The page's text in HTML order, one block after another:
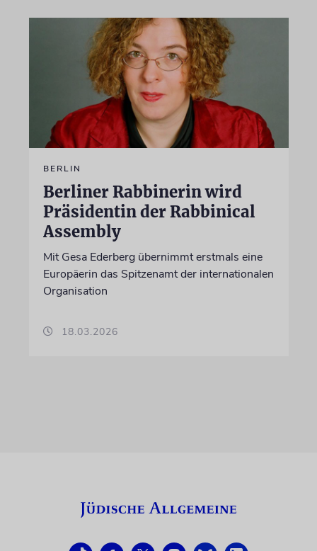
BERLIN
Berliner Rabbinerin wird
Präsidentin der Rabbinical
Assembly
Mit Gesa Ederberg übernimmt erstmals eine
Europäerin das Spitzenamt der internationalen
Organisation
18.03.2026